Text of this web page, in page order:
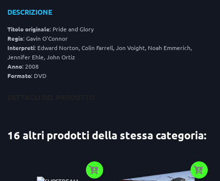
DESCRIZIONE
Titolo originale: Pride and Glory
Regia: Gavin O'Connor
Interpreti: Edward Norton, Colin Farrell, Jon Voight, Noah Emmerich,
Jennifer Ehle, John Ortiz
Anno: 2008
Formato: DVD
16 altri prodotti della stessa categoria: